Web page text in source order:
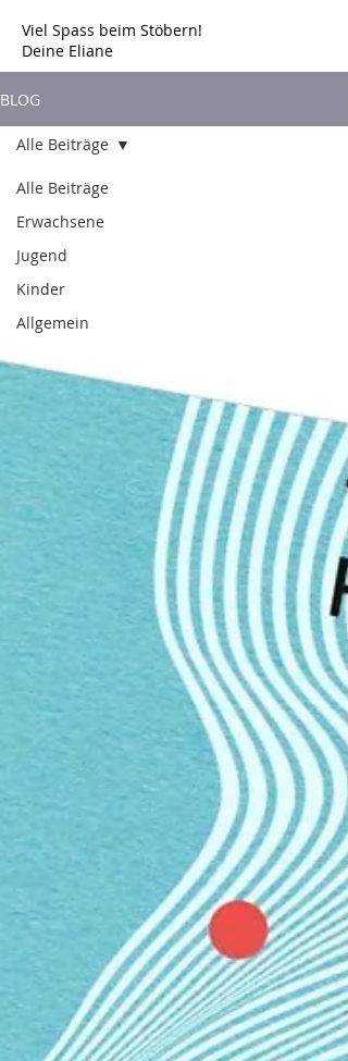
Viel Spass beim Stöbern!
Deine Eliane
BLOG
Alle Beiträge
Erwachsene
Jugend
Kinder
Allgemein
Alle Beiträge